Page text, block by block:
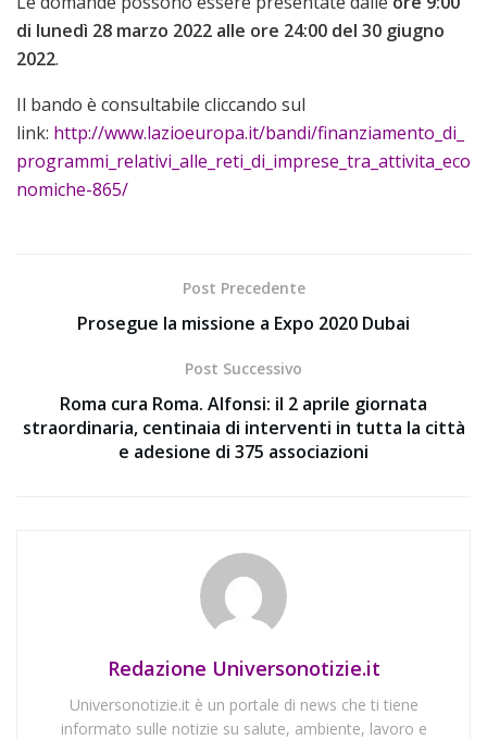
di lunedì 28 marzo 2022 alle ore 24:00 del 30 giugno
2022.
Il bando è consultabile cliccando sul
link: http://www.lazioeuropa.it/bandi/finanziamento_di_
programmi_relativi_alle_reti_di_imprese_tra_attivita_eco
nomiche-865/
Post Precedente
Prosegue la missione a Expo 2020 Dubai
Post Successivo
Roma cura Roma. Alfonsi: il 2 aprile giornata
straordinaria, centinaia di interventi in tutta la città
e adesione di 375 associazioni
Redazione Universonotizie.it
Universonotizie.it è un portale di news che ti tiene
informato sulle notizie su salute, ambiente, lavoro e